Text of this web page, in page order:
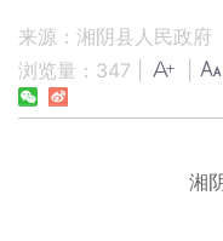
来源：湘阴县人民政府
浏览量： 347
湘阴